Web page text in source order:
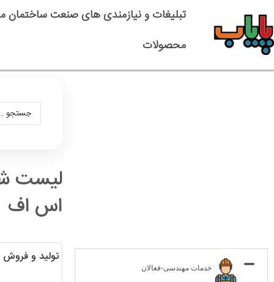
تبلیغات و نیازمندی های صنعت ساختمان
محصولات
لیست
اس اف
خدمات مهندسی-فعالان
تولید و